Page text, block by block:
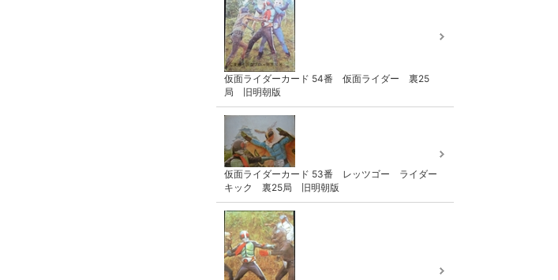
仮面ライダーカード 54番 仮面ライダー 裏25
局 旧明朝版
仮面ライダーカード 53番 レッツゴー ライダー
キック 裏25局 旧明朝版